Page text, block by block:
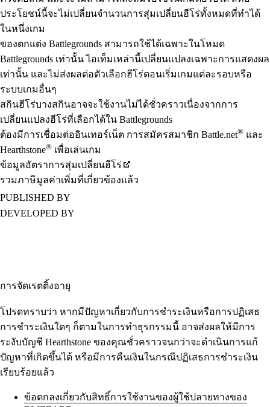
ประโยชน์นี้จะไม่เปลี่ยนจำนวนการสุ่มเปลี่ยนฮีโร่ทั้งหมดที่ทำได้
ในหนึ่งเกม
ของตกแต่ง Battlegrounds สามารถใช้ได้เฉพาะในโหมด
Battlegrounds เท่านั้น ไอเท็มเหล่านี้เปลี่ยนแปลงเฉพาะการแสดงผล
เท่านั้น และไม่ส่งผลต่อตัวเลือกฮีโร่ตอนเริ่มเกมแต่ละรอบหรือ
ระบบเกมอื่นๆ
สกินฮีโร่บางสกินอาจจะใช้งานไม่ได้ชั่วคราวเนื่องจากการ
เปลี่ยนแปลงฮีโร่ที่เลือกได้ใน Battlegrounds
ต้องมีการเชื่อมต่ออินเทอร์เน็ต การสมัครสมาชิก Battle.net® และ
Hearthstone® เพื่อเล่นเกม
ข้อมูลอัตราการสุ่มเปลี่ยนฮีโร่
รวมภาษีมูลค่าเพิ่มที่เกี่ยวข้องแล้ว
PUBLISHED BY
DEVELOPED BY
การจัดเรตติ้งอายุ
โปรดทราบว่า หากมีปัญหาเกี่ยวกับการชำระเงินหรือการปฏิเสธ
การชำระเงินใดๆ ก็ตามในการทำธุรกรรมนี้ อาจส่งผลให้มีการ
ระงับบัญชี Hearthstone ของคุณชั่ว คราวจนกว่าจะดำเนินการแก้
ปัญหาที่เกิดขึ้นได้ หรือมีการคืนเงินในกรณีปฏิเสธการชำระเงิน
เรียบร้อยแล้ว
ข้อตกลงเกี่ยวกับสิทธิ์การใช้งานของผู้ใช้ปลายทางของ